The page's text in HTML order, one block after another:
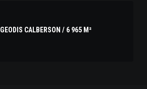
GEODIS CALBERSON / 6 965 M²